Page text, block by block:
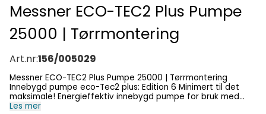
Messner ECO-TEC2 Plus Pumpe
25000 | Tørrmontering
Art.nr:156/005029
Messner ECO-TEC2 Plus Pumpe 25000 | Tørrmontering
Innebygd pumpe eco-Tec2 plus: Edition 6 Minimert til det
maksimale! Energieffektiv innebygd pumpe for bruk med
filtre, drift av strømmer samt andre applikasjoner. Med fast
Les mer